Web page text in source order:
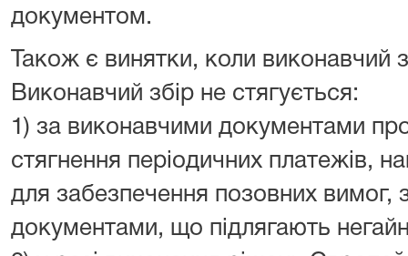
документом.
Також є винятки, коли виконавчий
Виконавчий збір не стягується:
1) за виконавчими документами
стягнення періодичних платежів,
для забезпечення позовних вимог,
документами, що підлягають